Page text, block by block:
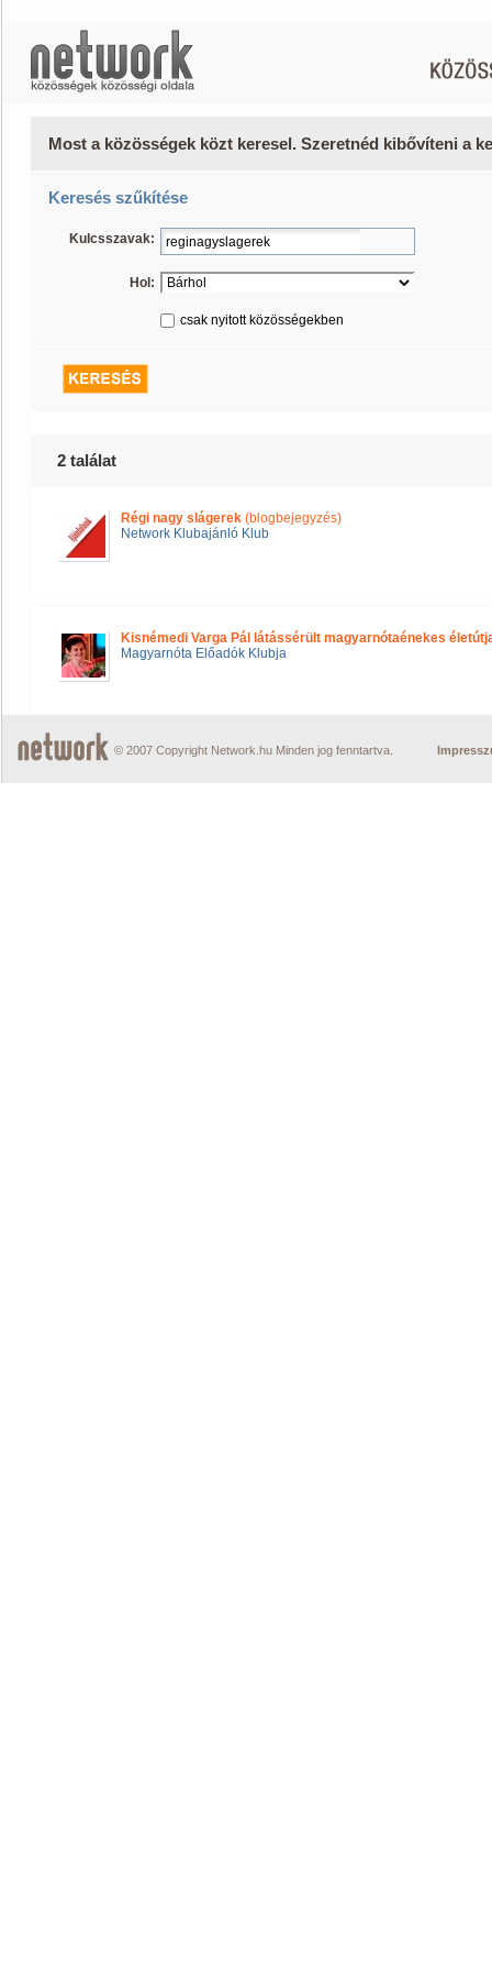
Most a közösségek közt keresel. Szeretnéd kibővíteni a
Keresés szűkítése
Kulcsszavak:
Hol:
csak nyitott közösségekben
2 találat
Régi nagy slágerek (blogbejegyzés)
Network Klubajánló Klub
Kisnémedi Varga Pál látássérült magyarnótaénekes
Magyarnóta Előadók Klubja
© 2007 Copyright Network.hu Minden jog fenntartva.